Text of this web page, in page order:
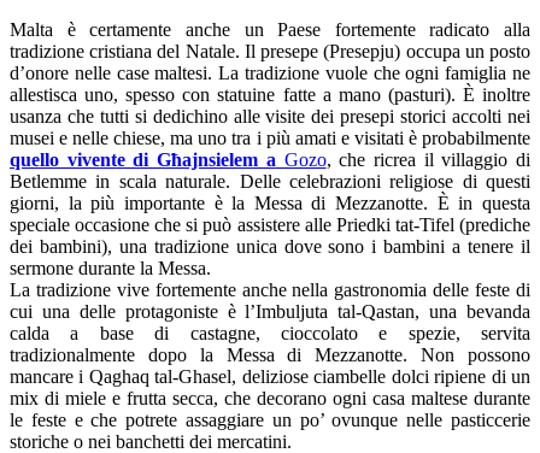
Malta è certamente anche un Paese fortemente radicato alla
tradizione cristiana del Natale. Il presepe (Presepju) occupa un posto
d’onore nelle case maltesi. La tradizione vuole che ogni famiglia ne
allestisca uno, spesso con statuine fatte a mano (pasturi). È inoltre
usanza che tutti si dedichino alle visite dei presepi storici accolti nei
musei e nelle chiese, ma uno tra i più amati e visitati è probabilmente
quello vivente di Għajnsielem a Gozo, che ricrea il villaggio di
Betlemme in scala naturale. Delle celebrazioni religiose di questi
giorni, la più importante è la Messa di Mezzanotte. È in questa
speciale occasione che si può assistere alle Priedki tat-Tifel (prediche
dei bambini), una tradizione unica dove sono i bambini a tenere il
sermone durante la Messa.
La tradizione vive fortemente anche nella gastronomia delle feste di
cui una delle protagoniste è l’Imbuljuta tal-Qastan, una bevanda
calda a base di castagne, cioccolato e spezie, servita
tradizionalmente dopo la Messa di Mezzanotte. Non possono
mancare i Qaghaq tal-Ghasel, deliziose ciambelle dolci ripiene di un
mix di miele e frutta secca, che decorano ogni casa maltese durante
le feste e che potrete assaggiare un po’ ovunque nelle pasticcerie
storiche o nei banchetti dei mercatini.